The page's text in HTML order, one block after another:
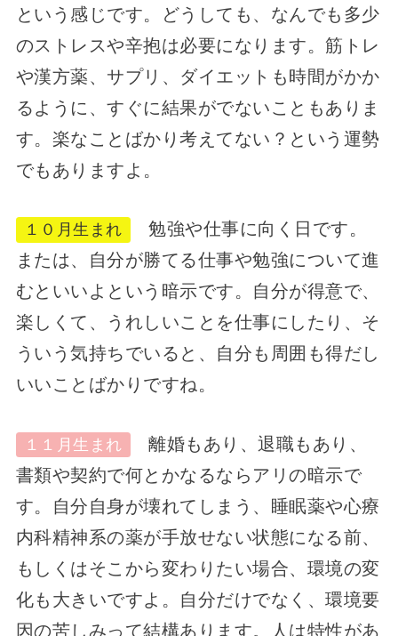
という感じです。どうしても、なんでも多少
のストレスや辛抱は必要になります。筋トレ
や漢方薬、サプリ、ダイエットも時間がかか
るように、すぐに結果がでないこともありま
す。楽なことばかり考えてない？という運勢
でもありますよ。
１０月生まれ
勉強や仕事に向く日です。
または、自分が勝てる仕事や勉強について進
むといいよという暗示です。自分が得意で、
楽しくて、うれしいことを仕事にしたり、そ
ういう気持ちでいると、自分も周囲も得だし
いいことばかりですね。
１１月生まれ
離婚もあり、退職もあり、
書類や契約で何とかなるならアリの暗示で
す。自分自身が壊れてしまう、睡眠薬や心療
内科精神系の薬が手放せない状態になる前、
もしくはそこから変わりたい場合、環境の変
化も大きいですよ。自分だけでなく、環境要
因の苦しみって結構あります。人は特性があ